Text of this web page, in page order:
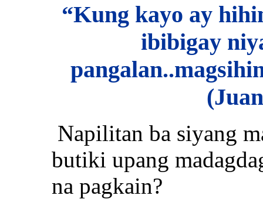
“Kung kayo ay
ibibigay
Napilitan ba siyang
butiki upang
na pagkain?